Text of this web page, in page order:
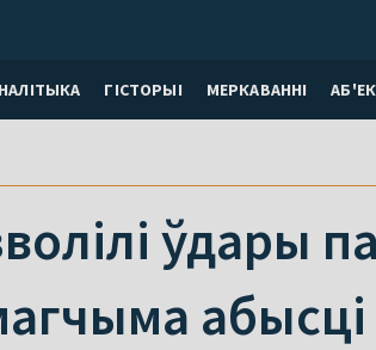
ГІСТОРЫІ МЕРКАВАННI
ўдары